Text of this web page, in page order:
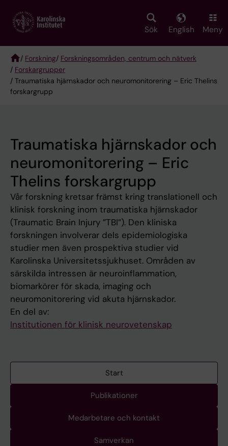
main
Sök English Meny
Breadcrumb
/ Forskning/ Forskningsområden, centrum och nätverk
/ Forskargrupper
/ Traumatiska hjärnskador och neuromonitorering – Eric Thelins
forskargrupp
Traumatiska hjärnskador och
neuromonitorering – Eric
Thelins forskargrupp
Vår forskning kretsar främst kring translationell och
klinisk forskning inom traumatiska hjärnskador
(Traumatic Brain Injury ”TBI”). Den kliniska
forskningen involverar dels epidemiologiska
studier men även prospektiva studier vid
Karolinska Universitetssjukhuset. Områden av
särskilda intressen är neuroinflammation,
biomarkörer för skada, imaging och
neuromonitorering vid akuta hjärnskador.
En del av:
Institutionen för klinisk neurovetenskap
Start
Publikationer
Medarbetare och kontakt
Samverkan